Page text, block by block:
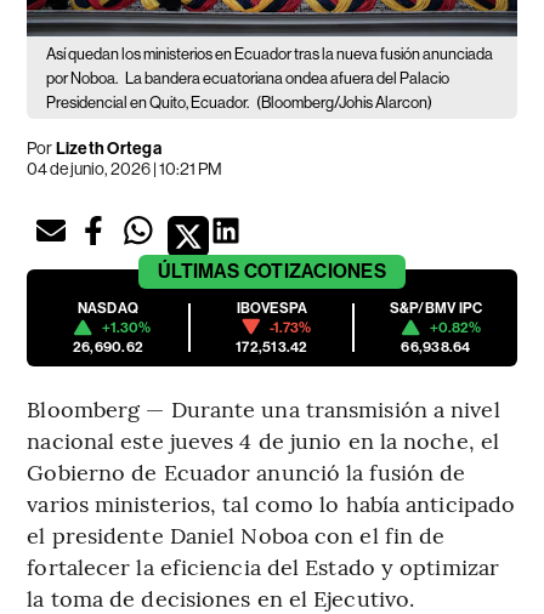
Así quedan los ministerios en Ecuador tras la nueva fusión anunciada
por Noboa.
La bandera ecuatoriana ondea afuera del Palacio
Presidencial en Quito, Ecuador. (Bloomberg/Johis Alarcon)
PorLizeth Ortega
04 de junio, 2026 | 10:21 PM
ÚLTIMAS COTIZACIONES
NASDAQ
+1.30%
26,690.62
IBOVESPA
-1.73%
172,513.42
S&P/BMV IPC
+0.82%
66,938.64
Bloomberg — Durante una transmisión a nivel
nacional este jueves 4 de junio en la noche, el
Gobierno de Ecuador anunció la fusión de
varios ministerios, tal como lo había anticipado
el presidente Daniel Noboa con el fin de
fortalecer la eficiencia del Estado y optimizar
la toma de decisiones en el Ejecutivo.